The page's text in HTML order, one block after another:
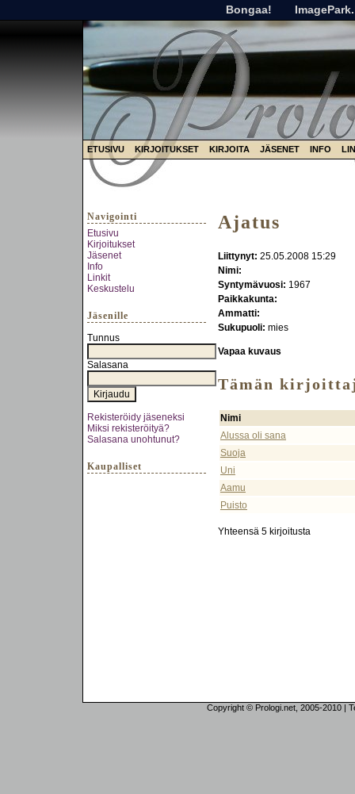
Bongaa!
ETUSIVU KIRJOITUKSET KIRJOITA JÄSENET INFO
Navigointi
Etusivu
Kirjoitukset
Jäsenet
Info
Linkit
Keskustelu
Jäsenille
Tunnus
Salasana
Rekisteröidy jäseneksi
Miksi rekisteröityä?
Salasana unohtunut?
Kaupalliset
Ajatus
Liittynyt: 25.05.2008 15:29
Nimi:
Syntymävuosi: 1967
Paikkakunta:
Ammatti:
Sukupuoli: mies
Vapaa kuvaus
Tämän
Nimi
Alussa oli sana
Suoja
Uni
Aamu
Puisto
Yhteensä 5 kirjoitusta
Copyright © Prologi.net, 2005-2010 |